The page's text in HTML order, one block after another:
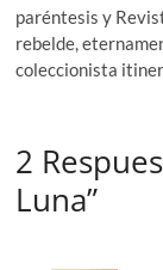
paréntesis y
rebelde,
coleccionista
2
Luna”